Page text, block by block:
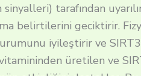
sinyalleri) tarafından
belirtilerini geciktirir.
iyileştirir ve
üretilen ve